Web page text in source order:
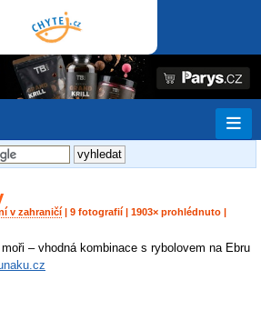
v zahraničí | 9 fotografií | 1903× prohlédnuto |
– vhodná kombinace s rybolovem na Ebru